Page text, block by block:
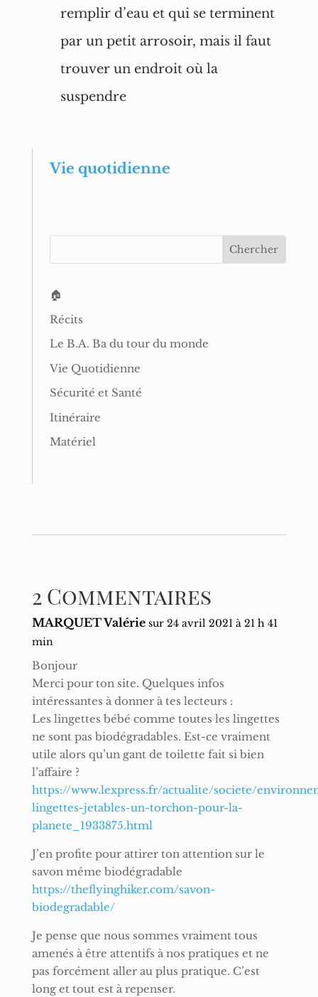
remplir d’eau et qui se terminent
par un petit arrosoir, mais il faut
trouver un endroit où la
suspendre
Vie quotidienne
🏠
Récits
Le B.A. Ba du tour du monde
Vie Quotidienne
Sécurité et Santé
Itinéraire
Matériel
2 Commentaires
MARQUET Valérie sur 24 avril 2021 à 21 h 41
min
Bonjour
Merci pour ton site. Quelques infos
intéressantes à donner à tes lecteurs :
Les lingettes bébé comme toutes les lingettes
ne sont pas biodégradables. Est-ce vraiment
utile alors qu’un gant de toilette fait si bien
l’affaire ?
https://www.lexpress.fr/actualite/societe/
lingettes-jetables-un-torchon-pour-la-
planete_1933875.html
J’en profite pour attirer ton attention sur le
savon même biodégradable
https://theflyinghiker.com/savon-
biodegradable/
Je pense que nous sommes vraiment tous
amenés à être attentifs à nos pratiques et ne
pas forcément aller au plus pratique. C’est
long et tout est à repenser.